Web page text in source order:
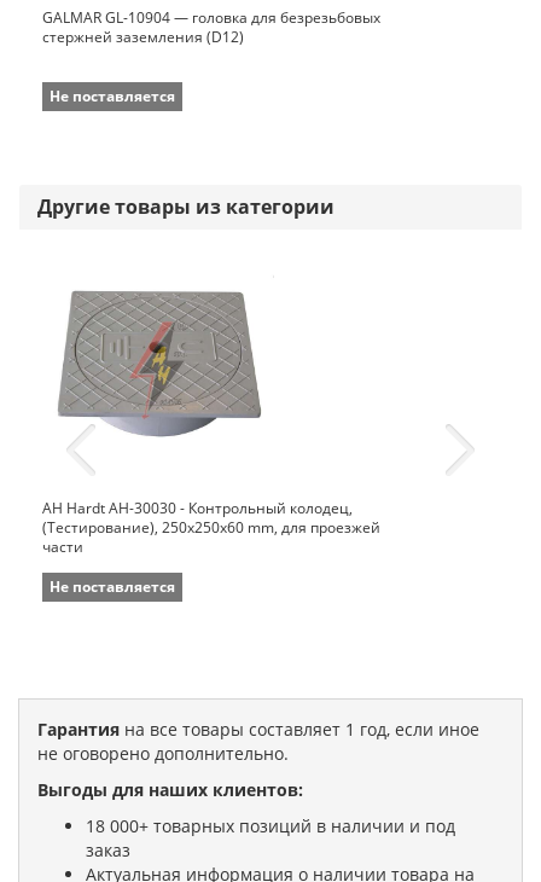
GALMAR GL-10904 — головка для безрезьбовых
стержней заземления (D12)
Не поставляется
Другие товары из категории
AH Hardt AH-30030 - Контрольный колодец,
(Тестирование), 250x250x60 mm, для проезжей
части
Не поставляется
Гарантия на все товары составляет 1 год, если иное
не оговорено дополнительно.
Выгоды для наших клиентов:
18 000+ товарных позиций в наличии и под
заказ
Актуальная информация о наличии товара на